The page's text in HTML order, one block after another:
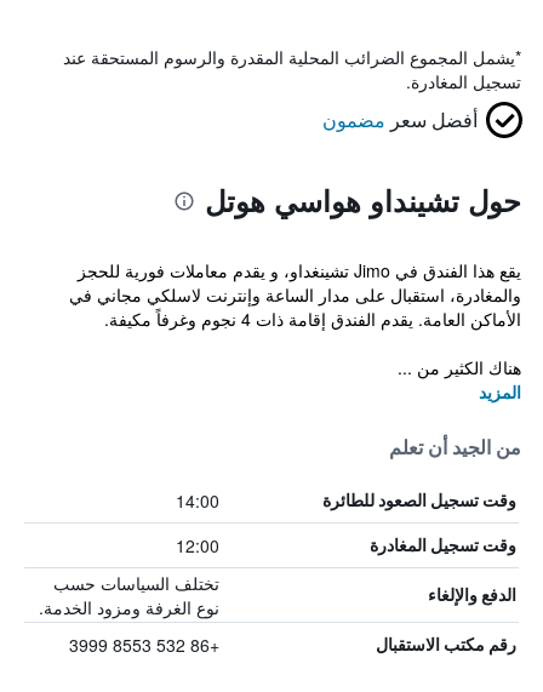
*يشمل المجموع الضرائب المحلية المقدرة والرسوم المستحقة عند
تسجيل المغادرة.
أفضل سعر مضمون
حول تشينداو هواسي هوتل
يقع هذا الفندق في Jimo تشينغداو، و يقدم معاملات فورية للحجز
والمغادرة، استقبال على مدار الساعة وإنترنت لاسلكي مجاني في
الأماكن العامة. يقدم الفندق إقامة ذات 4 نجوم وغرفاً مكيفة.
هناك الكثير من ...
المزيد
من الجيد أن تعلم
وقت تسجيل الصعود للطائرة 14:00
وقت تسجيل المغادرة 12:00
الدفع والإلغاء
تختلف السياسات حسب
نوع الغرفة ومزود الخدمة.
رقم مكتب الاستقبال +86 532 8553 3999